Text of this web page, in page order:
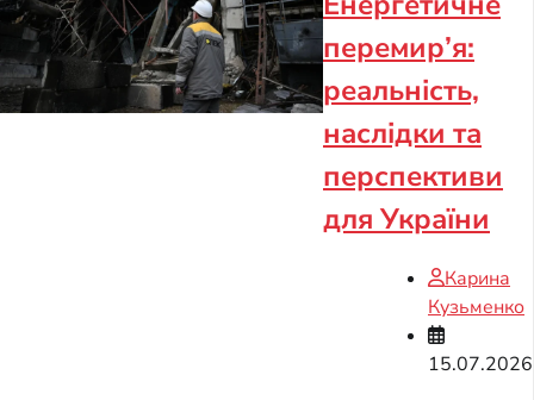
перемир’я:
реальність,
наслідки та
перспективи
для України
Карина
Кузьменко
15.07.2026